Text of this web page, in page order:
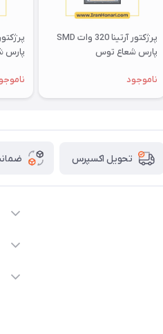
پرژکتور آرتینا 320 وات SMD
پارس شعاع توس
ناموجود
پارس
تحویل اکسپرس